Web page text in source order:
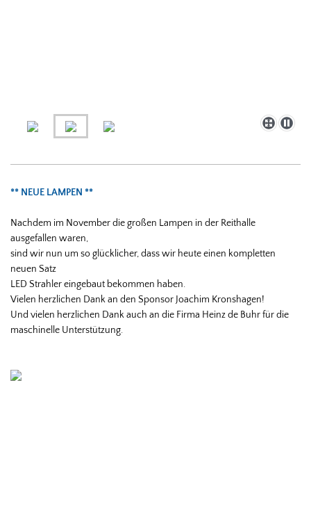
** NEUE LAMPEN **
Nachdem im November die großen Lampen in der Reithalle
ausgefallen waren,
sind wir nun um so glücklicher, dass wir heute einen kompletten
neuen Satz
LED Strahler eingebaut bekommen haben.
Vielen herzlichen Dank an den Sponsor Joachim Kronshagen!
Und vielen herzlichen Dank auch an die Firma Heinz de Buhr für die
maschinelle Unterstützung.